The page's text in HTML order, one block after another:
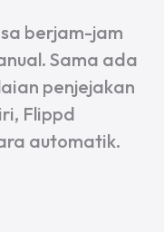
berjam-jam
Sama ada
penjejakan
Flippd
automatik.